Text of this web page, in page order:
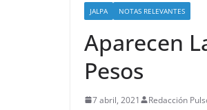
JALPA NOTAS RELEVANTES
Aparecen
Pesos
7 abril, 2021 Redacción